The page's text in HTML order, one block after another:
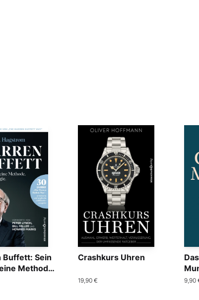
Buffett: Sein
Methode.
Crashkurs Uhren
19,90 € 9,90